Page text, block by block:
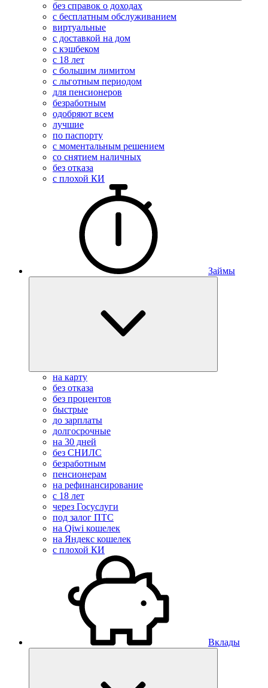
без справок о доходах
с бесплатным обслуживанием
виртуальные
с доставкой на дом
с кэшбеком
с 18 лет
с большим лимитом
с льготным периодом
для пенсионеров
безработным
одобряют всем
лучшие
по паспорту
с моментальным решением
со снятием наличных
без отказа
с плохой КИ
Займы
на карту
без отказа
без процентов
быстрые
до зарплаты
долгосрочные
на 30 дней
без СНИЛС
безработным
пенсионерам
на рефинансирование
с 18 лет
через Госуслуги
под залог ПТС
на Qiwi кошелек
на Яндекс кошелек
с плохой КИ
Вклады